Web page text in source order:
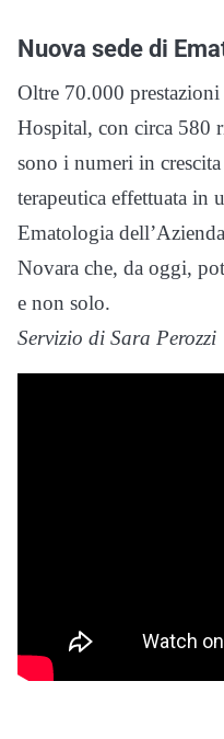
Nuova sede di
Oltre 70.000
Hospital, con circa 580
sono i numeri in
terapeutica effettuata in
Ematologia
Novara che, da oggi,
e non solo.
Servizio di Sara Perozzi